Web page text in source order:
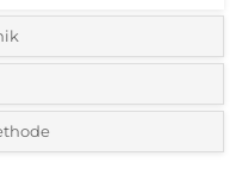
für Ihr Logo: